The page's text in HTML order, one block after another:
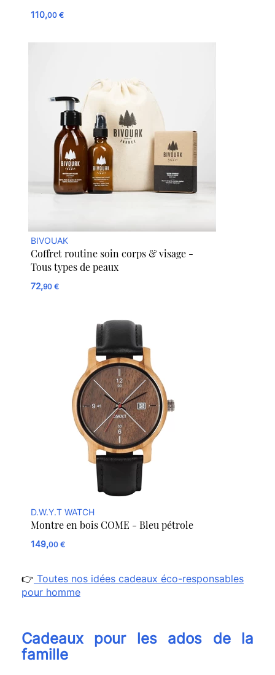
110,00 €
BIVOUAK
Coffret routine soin corps & visage -
Tous types de peaux
72,90 €
D.W.Y.T WATCH
Montre en bois COME - Bleu pétrole
149,00 €
👉 Toutes nos idées cadeaux éco-responsables
pour homme
Cadeaux pour les ados de la
famille